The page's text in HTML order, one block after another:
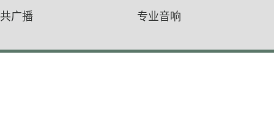
广播 专业音响